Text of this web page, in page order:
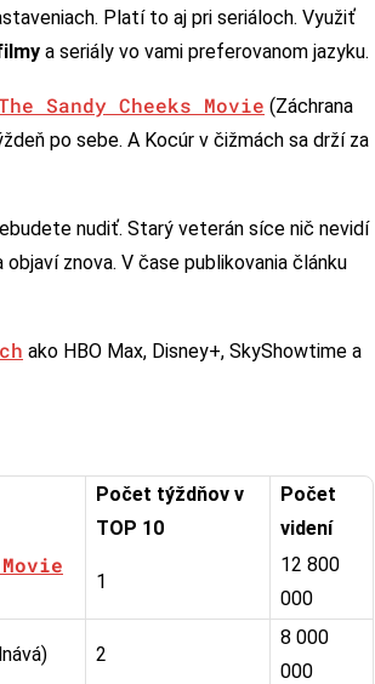
Platí to aj pri seriáloch. Využiť
a seriály vo vami preferovanom jazyku.
Sandy Cheeks Movie (Záchrana
po sebe. A Kocúr v čižmách sa drží za
nudiť. Starý veterán síce nič nevidí
znova. V čase publikovania článku
ako HBO Max, Disney+, SkyShowtime a
Počet týždňov v
TOP 10
Počet
videní
1
12 800
000
2
8 000
000